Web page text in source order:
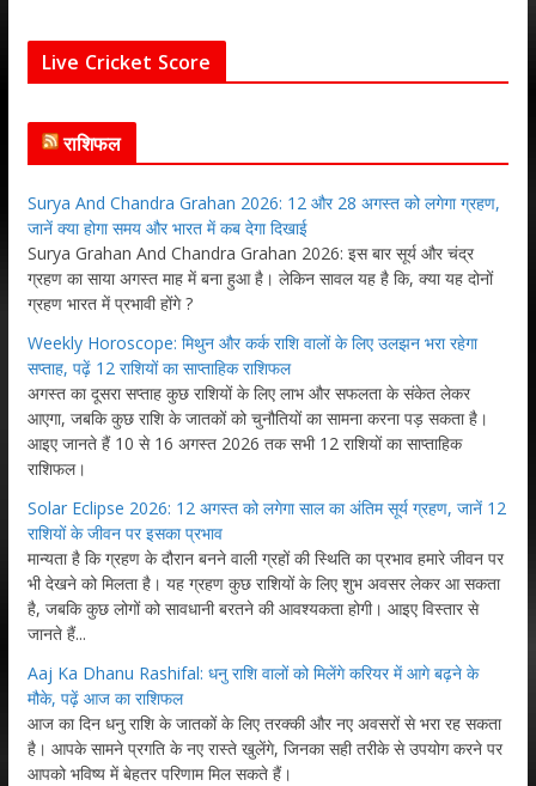
Live Cricket Score
राशिफल
Surya And Chandra Grahan 2026: 12 और 28 अगस्त को लगेगा ग्रहण,
जानें क्या होगा समय और भारत में कब देगा दिखाई
Surya Grahan And Chandra Grahan 2026: इस बार सूर्य और चंद्र
ग्रहण का साया अगस्त माह में बना हुआ है। लेकिन सावल यह है कि, क्या यह दोनों
ग्रहण भारत में प्रभावी होंगे ?
Weekly Horoscope: मिथुन और कर्क राशि वालों के लिए उलझन भरा रहेगा
सप्ताह, पढ़ें 12 राशियों का साप्ताहिक राशिफल
अगस्त का दूसरा सप्ताह कुछ राशियों के लिए लाभ और सफलता के संकेत लेकर
आएगा, जबकि कुछ राशि के जातकों को चुनौतियों का सामना करना पड़ सकता है।
आइए जानते हैं 10 से 16 अगस्त 2026 तक सभी 12 राशियों का साप्ताहिक
राशिफल।
Solar Eclipse 2026: 12 अगस्त को लगेगा साल का अंतिम सूर्य ग्रहण, जानें 12
राशियों के जीवन पर इसका प्रभाव
मान्यता है कि ग्रहण के दौरान बनने वाली ग्रहों की स्थिति का प्रभाव हमारे जीवन पर
भी देखने को मिलता है। यह ग्रहण कुछ राशियों के लिए शुभ अवसर लेकर आ सकता
है, जबकि कुछ लोगों को सावधानी बरतने की आवश्यकता होगी। आइए विस्तार से
जानते हैं...
Aaj Ka Dhanu Rashifal: धनु राशि वालों को मिलेंगे करियर में आगे बढ़ने के
मौके, पढ़ें आज का राशिफल
आज का दिन धनु राशि के जातकों के लिए तरक्की और नए अवसरों से भरा रह सकता
है। आपके सामने प्रगति के नए रास्ते खुलेंगे, जिनका सही तरीके से उपयोग करने पर
आपको भविष्य में बेहतर परिणाम मिल सकते हैं।